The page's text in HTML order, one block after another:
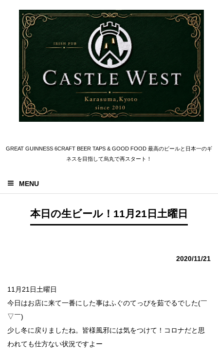
GREAT GUINNESS 6CRAFT BEER TAPS & GOOD FOOD 最高のビールと日本一のギ
ネスを目指して烏丸で再スタート！
MENU
本日の生ビール！11月21日土曜日
2020/11/21
11月21日土曜日
今日はお店に来て一番にした事はふぐのてっぴを茹でるでした(￣
▽￣)
少し冬に戻りましたね。皆様風邪には気をつけて！コロナだと思
われても仕方ない状況ですよー